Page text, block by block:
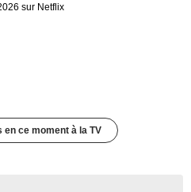
sur Netflix
en ce moment à la TV